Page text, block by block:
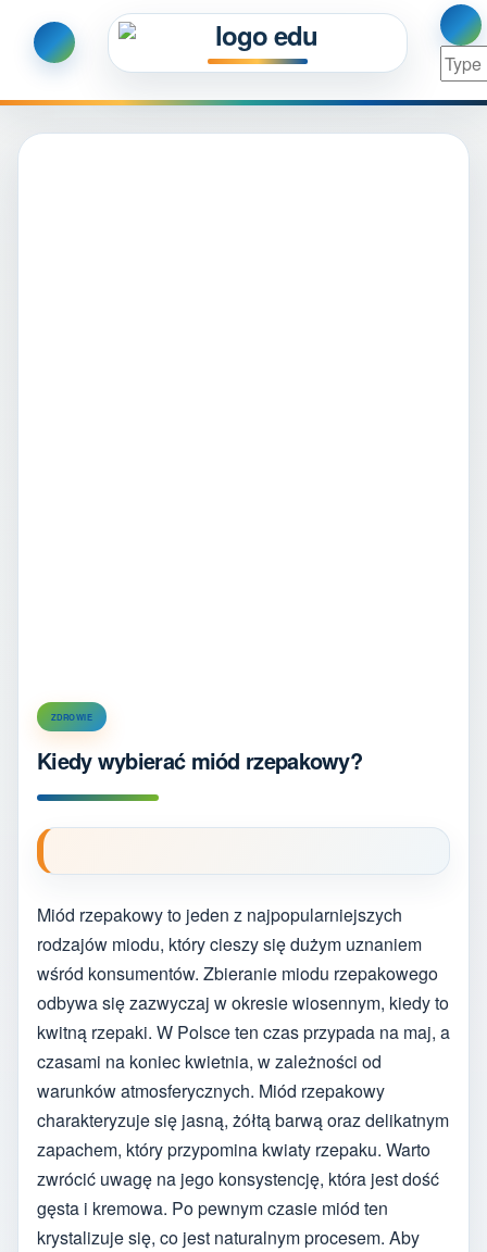
ZDROWIE
Kiedy wybierać miód rzepakowy?
Miód rzepakowy to jeden z najpopularniejszych
rodzajów miodu, który cieszy się dużym uznaniem
wśród konsumentów. Zbieranie miodu rzepakowego
odbywa się zazwyczaj w okresie wiosennym, kiedy to
kwitną rzepaki. W Polsce ten czas przypada na maj, a
czasami na koniec kwietnia, w zależności od
warunków atmosferycznych. Miód rzepakowy
charakteryzuje się jasną, żółtą barwą oraz delikatnym
zapachem, który przypomina kwiaty rzepaku. Warto
zwrócić uwagę na jego konsystencję, która jest dość
gęsta i kremowa. Po pewnym czasie miód ten
krystalizuje się, co jest naturalnym procesem. Aby